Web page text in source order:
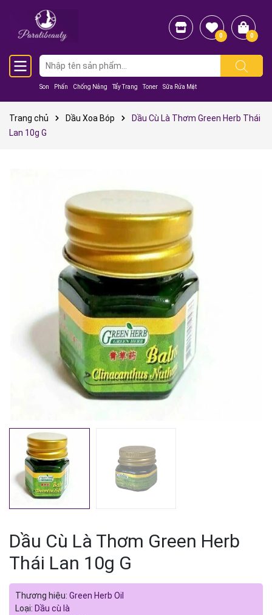
Son Phấn Chống Nắng Tẩy Trang Toner Sữa Rửa Mặt
0 0
Trang chủ Dầu Xoa Bóp
Dầu Cù Là Thơm Green Herb Thái
Lan 10g G
Dầu Cù Là Thơm Green Herb
Thái Lan 10g G
Thương hiệu: Green Herb Oil
Loại: Dầu cù là
Mã giảm giá:
Ngày hết hạn: